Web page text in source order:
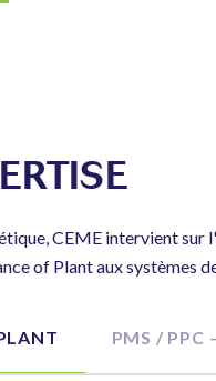
CEME intervient sur
of Plant aux systèmes
PLANT PMS / PPC